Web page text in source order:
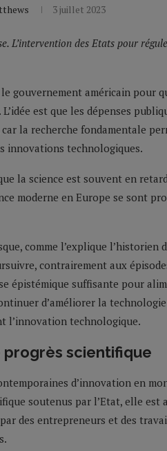
3 juillet 2023
L’intervention des Etats pour
gouvernement américain pour
est que les dépenses
la recherche fondamentale
innovations technologiques.
la science est souvent en
moderne en Europe se sont
comme l’explique l’historien
contrairement aux
épistémique suffisante pour
d’améliorer la
l’innovation technologique.
scientifique
d’innovation en
soutenus par l’Etat, elle est
des entrepreneurs et des